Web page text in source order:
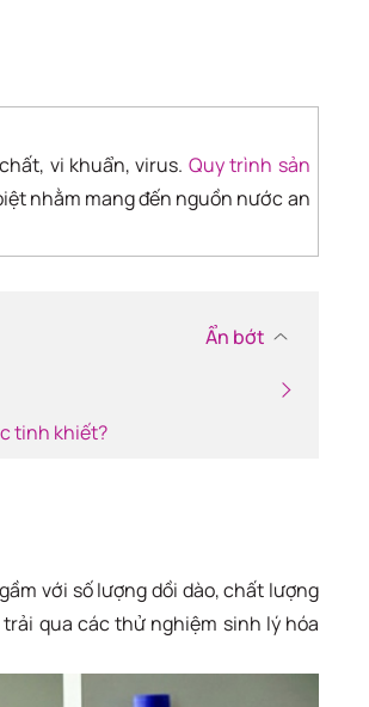
vi khuẩn, virus. Quy trình sản
nhằm mang đến nguồn nước an
Ẩn bớt
tinh khiết?
với số lượng dồi dào, chất lượng
qua các thử nghiệm sinh lý hóa